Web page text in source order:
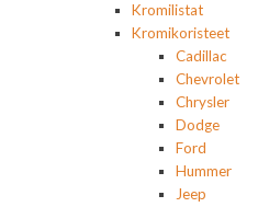
Kromilistat
Kromikoristeet
Cadillac
Chevrolet
Chrysler
Dodge
Ford
Hummer
Jeep